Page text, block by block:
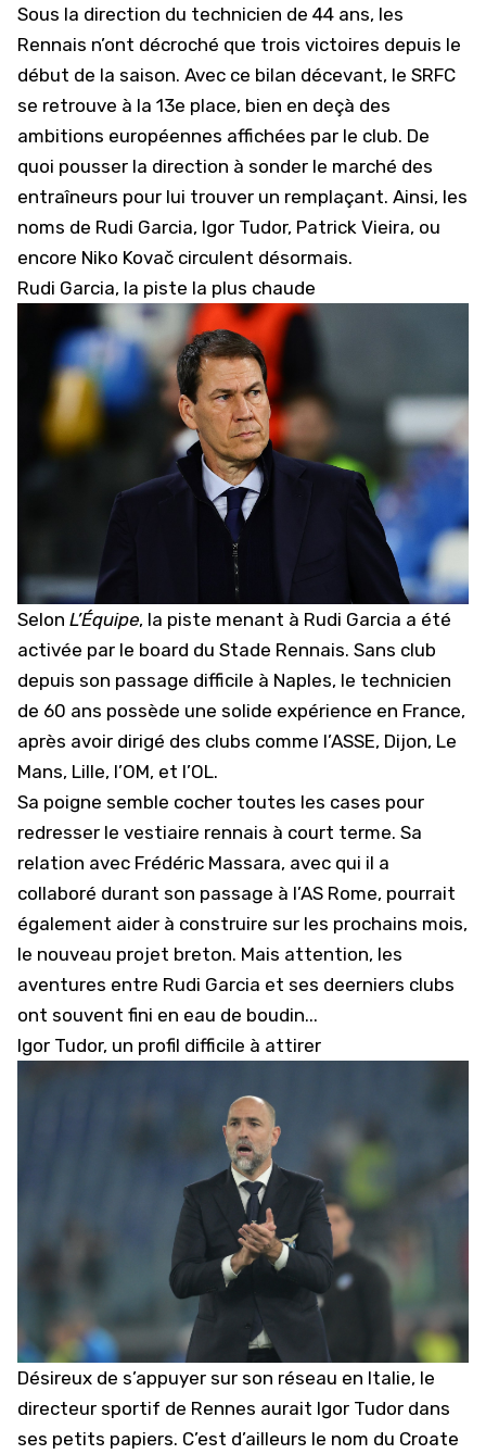
Sous la direction du technicien de 44 ans, les
Rennais n’ont décroché que trois victoires depuis le
début de la saison. Avec ce bilan décevant, le SRFC
se retrouve à la 13e place, bien en deçà des
ambitions européennes affichées par le club. De
quoi pousser la direction à sonder le marché des
entraîneurs pour lui trouver un remplaçant. Ainsi, les
noms de Rudi Garcia, Igor Tudor, Patrick Vieira, ou
encore Niko Kovač circulent désormais.
Rudi Garcia, la piste la plus chaude
Selon L’Équipe, la piste menant à Rudi Garcia a été
activée par le board du Stade Rennais. Sans club
depuis son passage difficile à Naples, le technicien
de 60 ans possède une solide expérience en France,
après avoir dirigé des clubs comme l’ASSE, Dijon, Le
Mans, Lille, l’OM, et l’OL.
Sa poigne semble cocher toutes les cases pour
redresser le vestiaire rennais à court terme. Sa
relation avec Frédéric Massara, avec qui il a
collaboré durant son passage à l’AS Rome, pourrait
également aider à construire sur les prochains mois,
le nouveau projet breton. Mais attention, les
aventures entre Rudi Garcia et ses deerniers clubs
ont souvent fini en eau de boudin...
Igor Tudor, un profil difficile à attirer
Désireux de s’appuyer sur son réseau en Italie, le
directeur sportif de Rennes aurait Igor Tudor dans
ses petits papiers. C’est d’ailleurs le nom du Croate